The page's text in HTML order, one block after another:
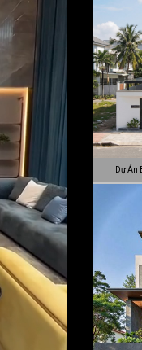
Dự Án